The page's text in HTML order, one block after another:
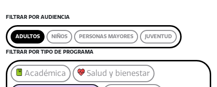
FILTRAR POR AUDIENCIA
ADULTOS NIÑOS PERSONAS MAYORES JUVENTUD
FILTRAR POR TIPO DE PROGRAMA
Académica Salud y bienestar